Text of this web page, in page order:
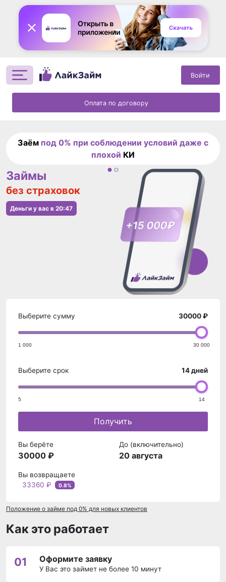
Войти
Оплата по договору
Заём под 0% при соблюдении условий даже с
плохой КИ
Займы
без страховок
Деньги у вас в 20:47
Выберите сумму 30000 ₽
1 000 30 000
Выберите срок 14 дней
5 14
Получить
Вы берёте
30000 ₽
До (включительно)
20 августа
Вы возвращаете
33360 ₽
0.8%
Положение о займе под 0% для новых клиентов
Как это работает
01 Оформите заявку
У Вас это займет не более 10 минут